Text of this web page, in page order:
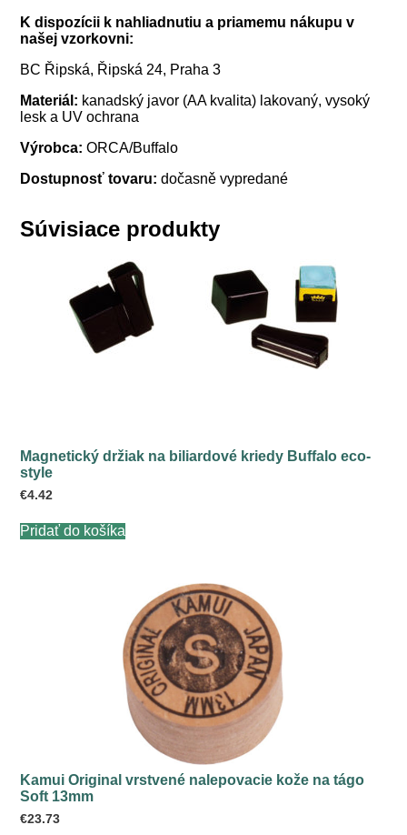
K dispozícii k nahliadnutiu a priamemu nákupu v
našej vzorkovni:
BC Řipská, Řipská 24, Praha 3
Materiál: kanadský javor (AA kvalita) lakovaný, vysoký
lesk a UV ochrana
Výrobca: ORCA/Buffalo
Dostupnosť tovaru: dočasně vypredané
Súvisiace produkty
Magnetický držiak na biliardové kriedy Buffalo eco-
style
€4.42
Pridať do košíka
Kamui Original vrstvené nalepovacie kože na tágo
Soft 13mm
€23.73